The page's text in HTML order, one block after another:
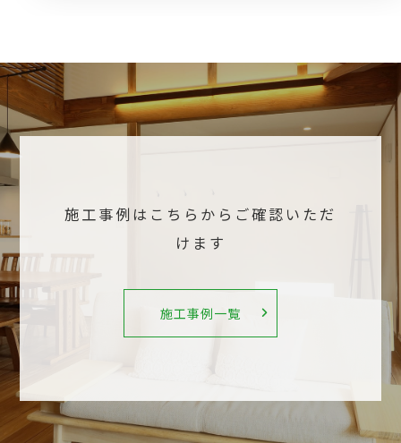
施工事例はこちらからご確認いただ
けます
施工事例一覧